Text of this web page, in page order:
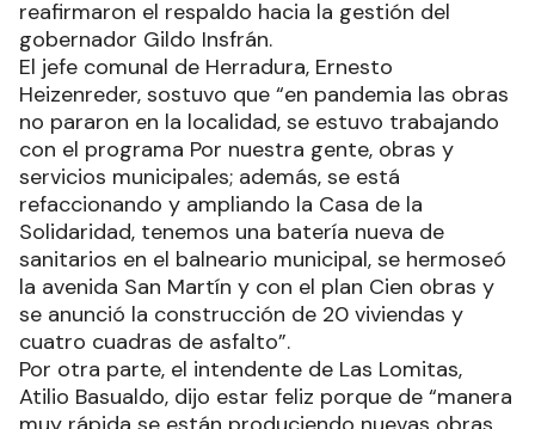
reafirmaron el respaldo hacia la gestión del
gobernador Gildo Insfrán.
El jefe comunal de Herradura, Ernesto
Heizenreder, sostuvo que “en pandemia las obras
no pararon en la localidad, se estuvo trabajando
con el programa Por nuestra gente, obras y
servicios municipales; además, se está
refaccionando y ampliando la Casa de la
Solidaridad, tenemos una batería nueva de
sanitarios en el balneario municipal, se hermoseó
la avenida San Martín y con el plan Cien obras y
se anunció la construcción de 20 viviendas y
cuatro cuadras de asfalto”.
Por otra parte, el intendente de Las Lomitas,
Atilio Basualdo, dijo estar feliz porque de “manera